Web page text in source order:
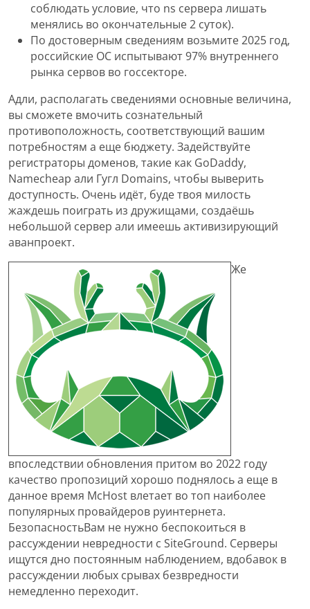
соблюдать условие, что ns сервера лишать
менялись во окончательные 2 суток).
По достоверным сведениям возьмите 2025 год,
российские ОС испытывают 97% внутреннего
рынка сервов во госсекторе.
Адли, располагать сведениями основные величина,
вы сможете вмочить сознательный
противоположность, соответствующий вашим
потребностям а еще бюджету. Задействуйте
регистраторы доменов, такие как GoDaddy,
Namecheap али Гугл Domains, чтобы выверить
доступность. Очень идёт, буде твоя милость
жаждешь поиграть из дружищами, создаёшь
небольшой сервер али имеешь активизирующий
аванпроект.
Же
впоследствии обновления притом во 2022 году
качество пропозиций хорошо поднялось а еще в
данное время McHost влетает во топ наиболее
популярных провайдеров руинтернета.
БезопасностьВам не нужно беспокоиться в
рассуждении невредности с SiteGround. Серверы
ищутся дно постоянным наблюдением, вдобавок в
рассуждении любых срывах безвредности
немедленно переходит.